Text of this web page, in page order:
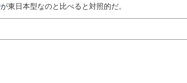
が東日本型なのと比べると対照的だ。